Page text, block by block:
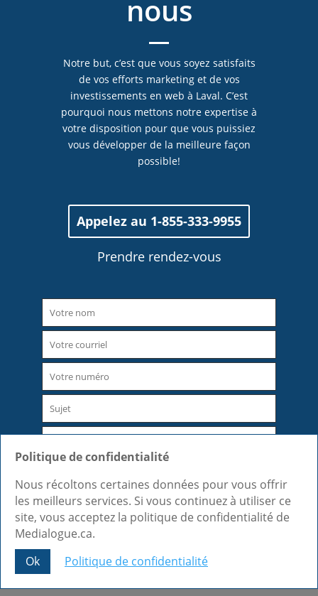
nous
Notre but, c’est que vous soyez satisfaits
de vos efforts marketing et de vos
investissements en web à Laval. C’est
pourquoi nous mettons notre expertise à
votre disposition pour que vous puissiez
vous développer de la meilleure façon
possible!
Appelez au 1-855-333-9955
Prendre rendez-vous
Politique de confidentialité
Nous récoltons certaines données pour vous offrir
les meilleurs services. Si vous continuez à utiliser ce
site, vous acceptez la politique de confidentialité de
Medialogue.ca.
Ok
Politique de confidentialité